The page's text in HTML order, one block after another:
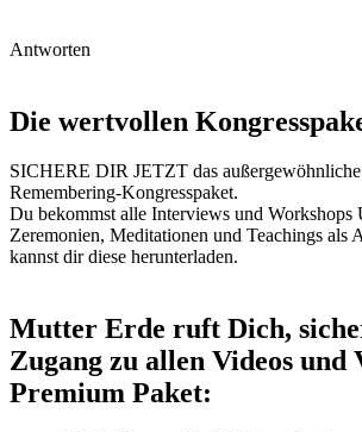
Antworten
Die wertvollen
SICHERE DIR JETZT das
Remembering-Kongresspaket.
Du bekommst alle Interviews und Workshops
Zeremonien, Meditationen und Teachings als
kannst dir diese herunterladen.
Mutter Erde ruft Dich,
Zugang zu allen Videos und
Premium Paket: